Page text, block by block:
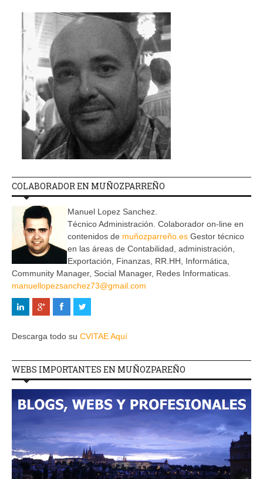
COLABORADOR EN MUÑOZPARREÑO
Manuel Lopez Sanchez.
Técnico Administración. Colaborador on-line en
contenidos de muñozparreño.es Gestor técnico
en las áreas de Contabilidad, administración,
Exportación, Finanzas, RR.HH, Informática,
Community Manager, Social Manager, Redes Informaticas.
manuellopezsanchez73@gmail.com
Descarga todo su CVITAE Aquí
WEBS IMPORTANTES EN MUÑOZPAREÑO